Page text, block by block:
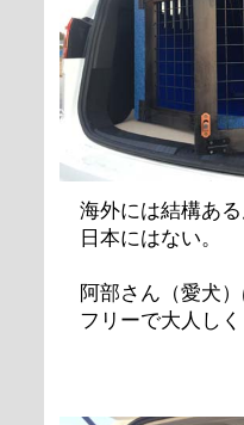
海外には結構あ
日本にはない。
阿部さん（愛犬
フリーで大人し